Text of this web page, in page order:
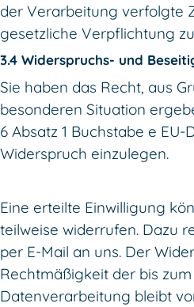
der Verarbeitung verfolgte
gesetzliche Verpflichtung
3.4 Widerspruchs- und
Sie haben das Recht, aus
besonderen Situation
6 Absatz 1 Buchstabe e
Widerspruch einzulegen.
Eine erteilte Einwilligung
teilweise widerrufen. Dazu
per E-Mail an uns. Der
Rechtmäßigkeit der bis
Datenverarbeitung bleibt